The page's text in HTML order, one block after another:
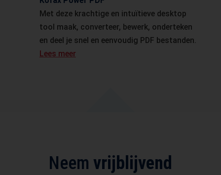
Met deze krachtige en intuïtieve desktop
tool maak, converteer, bewerk, onderteken
en deel je snel en eenvoudig PDF bestanden.
Lees meer
Neem vrijblijvend